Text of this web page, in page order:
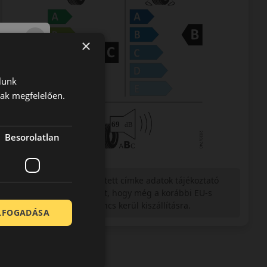
Figyelem a feltüntetett címke adatok tájékoztató
címkével ellátott abroncs kerül kiszállításra.
×
megfelelően.
Besorolatlan